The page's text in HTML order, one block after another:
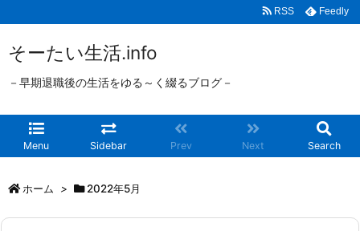
そーたい生活.info
－早期退職後の生活をゆる～く綴るブログ－
Menu Sidebar Prev Next Search
RSS Feedly
ホーム > 2022年5月